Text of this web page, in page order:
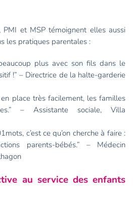
PMI et MSP témoignent elles aussi
les pratiques parentales :
plus avec son fils dans le
!” – Directrice de la halte-garderie
place très facilement, les familles
– Assistante sociale, Villa
c’est ce qu’on cherche à faire :
parents-bébés.” – Médecin
au service des enfants